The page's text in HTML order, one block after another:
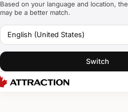
Based on your language and location, the
may be a better match.
English (United States)
Switch